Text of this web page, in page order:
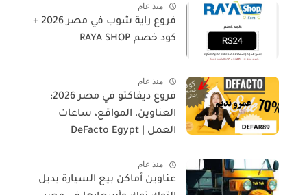
منذ عام
فروع راية شوب في مصر 2026 +
كود خصم RAYA SHOP
منذ عام
فروع ديفاكتو في مصر 2026:
العناوين، المواقع، ساعات
العمل | DeFacto Egypt
منذ عام
عناوين أماكن بيع السيارة بديل